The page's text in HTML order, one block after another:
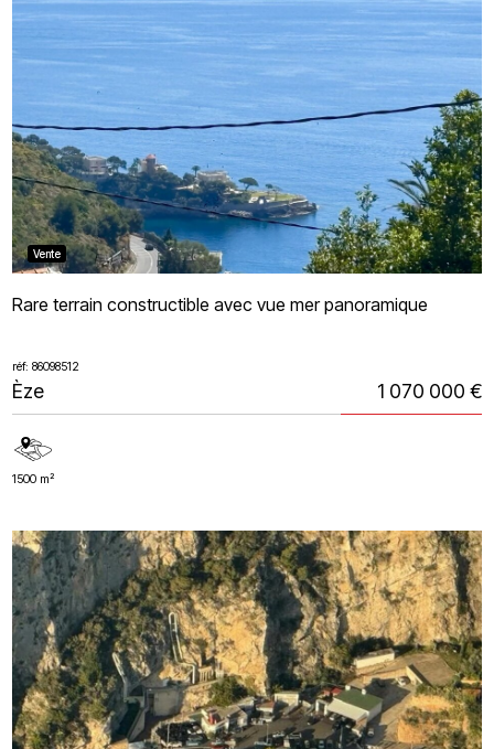
Vente
Rare terrain constructible avec vue mer panoramique
réf: 86098512
1 070 000 €
Èze
1500 m²